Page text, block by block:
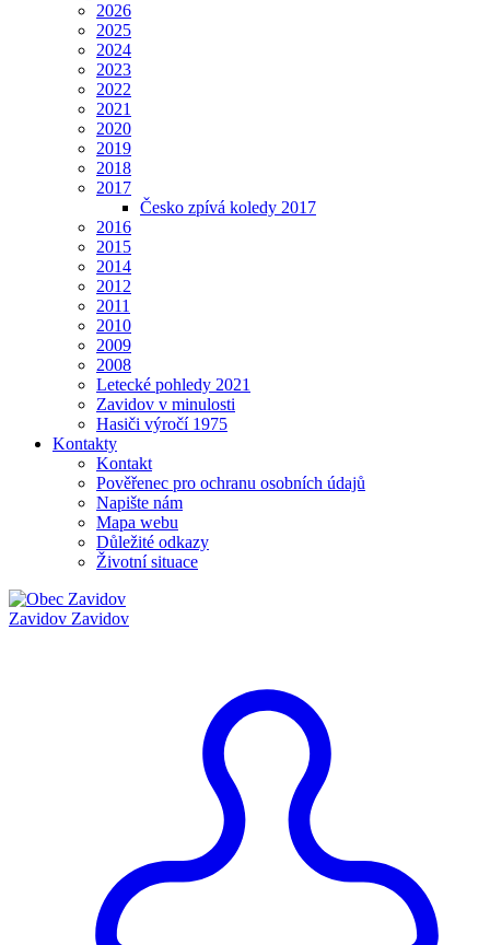
2026
2025
2024
2023
2022
2021
2020
2019
2018
2017
Česko zpívá koledy 2017
2016
2015
2014
2012
2011
2010
2009
2008
Letecké pohledy 2021
Zavidov v minulosti
Hasiči výročí 1975
Kontakty
Kontakt
Pověřenec pro ochranu osobních údajů
Napište nám
Mapa webu
Důležité odkazy
Životní situace
Zavidov Zavidov